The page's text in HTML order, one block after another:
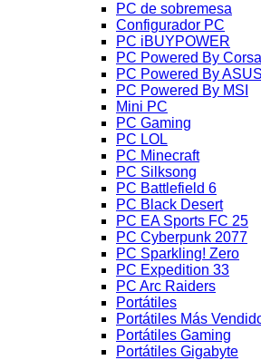
PC de sobremesa
Configurador PC
PC iBUYPOWER
PC Powered By
PC Powered By ASUS
PC Powered By MSI
Mini PC
PC Gaming
PC LOL
PC Minecraft
PC Silksong
PC Battlefield 6
PC Black Desert
PC EA Sports FC 25
PC Cyberpunk 2077
PC Sparkling! Zero
PC Expedition 33
PC Arc Raiders
Portátiles
Portátiles Más
Portátiles Gaming
Portátiles Gigabyte